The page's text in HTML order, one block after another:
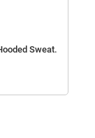
Sweat.